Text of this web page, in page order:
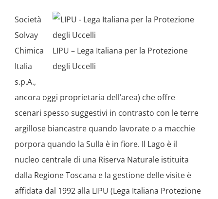
LIPU – Lega Italiana per la Protezione
degli Uccelli
Società
Solvay
Chimica
Italia
s.p.A.,
ancora oggi proprietaria dell’area) che offre
scenari spesso suggestivi in contrasto con le terre
argillose biancastre quando lavorate o a macchie
porpora quando la Sulla è in fiore. Il Lago è il
nucleo centrale di una Riserva Naturale istituita
dalla Regione Toscana e la gestione delle visite è
affidata dal 1992 alla LIPU (Lega Italiana Protezione